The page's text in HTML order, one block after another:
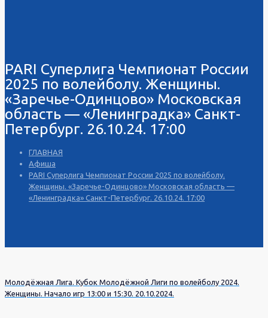
PARI Суперлига Чемпионат России
2025 по волейболу. Женщины.
«Заречье-Одинцово» Московская
область — «Ленинградка» Санкт-
Петербург. 26.10.24. 17:00
ГЛАВНАЯ
Афиша
PARI Суперлига Чемпионат России 2025 по волейболу.
Женщины. «Заречье-Одинцово» Московская область —
«Ленинградка» Санкт-Петербург. 26.10.24. 17:00
Молодёжная Лига. Кубок Молодёжной Лиги по волейболу 2024.
Женщины. Начало игр 13:00 и 15:30. 20.10.2024.